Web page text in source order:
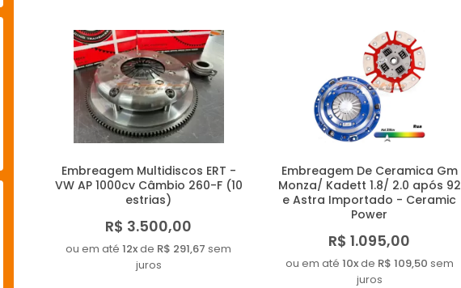
Embreagem Multidiscos ERT -
VW AP 1000cv Câmbio 260-F (10
estrias)
R$ 3.500,00
ou em até12xde R$ 291,67 sem
juros
Embreagem De Ceramica Gm
Monza/ Kadett 1.8/ 2.0 após 92
e Astra Importado - Ceramic
Power
R$ 1.095,00
ou em até 10xde R$ 109,50 sem
juros